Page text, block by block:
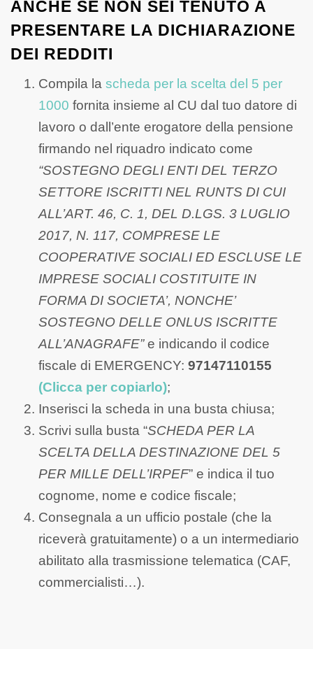
ANCHE SE NON SEI TENUTO A
PRESENTARE LA DICHIARAZIONE
DEI REDDITI
Compila la scheda per la scelta del 5 per
1000 fornita insieme al CU dal tuo datore di
lavoro o dall’ente erogatore della pensione
firmando nel riquadro indicato come
“SOSTEGNO DEGLI ENTI DEL TERZO
SETTORE ISCRITTI NEL RUNTS DI CUI
ALL’ART. 46, C. 1, DEL D.LGS. 3 LUGLIO
2017, N. 117, COMPRESE LE
COOPERATIVE SOCIALI ED ESCLUSE LE
IMPRESE SOCIALI COSTITUITE IN
FORMA DI SOCIETA’, NONCHE’
SOSTEGNO DELLE ONLUS ISCRITTE
ALL’ANAGRAFE”e indicando il codice
fiscale di EMERGENCY: 97147110155
(Clicca per copiarlo);
Inserisci la scheda in una busta chiusa;
Scrivi sulla busta “SCHEDA PER LA
SCELTA DELLA DESTINAZIONE DEL 5
PER MILLE DELL’IRPEF” e indica il tuo
cognome, nome e codice fiscale;
Consegnala a un ufficio postale (che la
riceverà gratuitamente) o a un intermediario
abilitato alla trasmissione telematica (CAF,
commercialisti…).